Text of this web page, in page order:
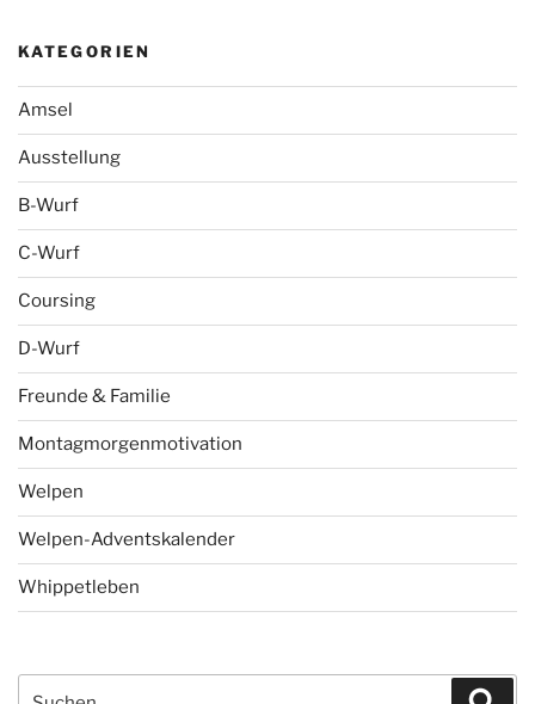
KATEGORIEN
Amsel
Ausstellung
B-Wurf
C-Wurf
Coursing
D-Wurf
Freunde & Familie
Montagmorgenmotivation
Welpen
Welpen-Adventskalender
Whippetleben